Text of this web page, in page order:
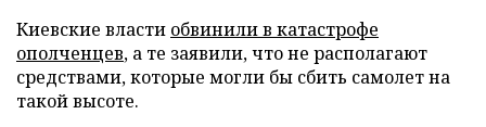
Киевские власти обвинили в катастрофе
ополченцев, а те заявили, что не располагают
средствами, которые могли бы сбить самолет на
такой высоте.